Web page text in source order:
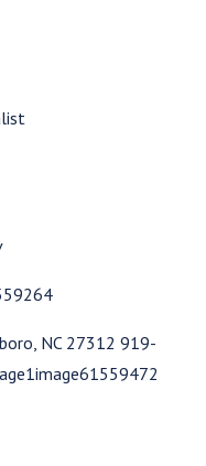
NC 27312 919-